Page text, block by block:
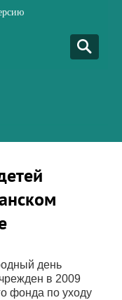
день
в 2009
фонда по уходу